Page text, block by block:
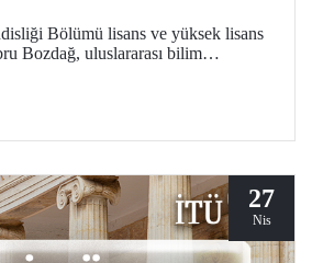
Bölümü lisans ve yüksek lisans
Bozdağ, uluslararası bilim
(2026) layık görüldü.
27
Nis